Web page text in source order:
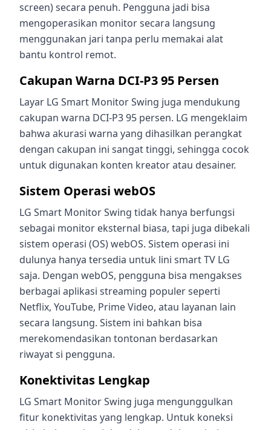
screen) secara penuh. Pengguna jadi bisa
mengoperasikan monitor secara langsung
menggunakan jari tanpa perlu memakai alat
bantu kontrol remot.
Cakupan Warna DCI-P3 95 Persen
Layar LG Smart Monitor Swing juga mendukung
cakupan warna DCI-P3 95 persen. LG mengeklaim
bahwa akurasi warna yang dihasilkan perangkat
dengan cakupan ini sangat tinggi, sehingga cocok
untuk digunakan konten kreator atau desainer.
Sistem Operasi webOS
LG Smart Monitor Swing tidak hanya berfungsi
sebagai monitor eksternal biasa, tapi juga dibekali
sistem operasi (OS) webOS. Sistem operasi ini
dulunya hanya tersedia untuk lini smart TV LG
saja. Dengan webOS, pengguna bisa mengakses
berbagai aplikasi streaming populer seperti
Netflix, YouTube, Prime Video, atau layanan lain
secara langsung. Sistem ini bahkan bisa
merekomendasikan tontonan berdasarkan
riwayat si pengguna.
Konektivitas Lengkap
LG Smart Monitor Swing juga mengunggulkan
fitur konektivitas yang lengkap. Untuk koneksi